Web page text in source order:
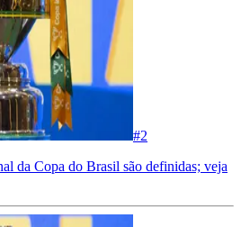
#2
da Copa do Brasil são definidas; veja